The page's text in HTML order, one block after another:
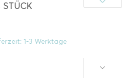
STÜCK
1-3 Werktage